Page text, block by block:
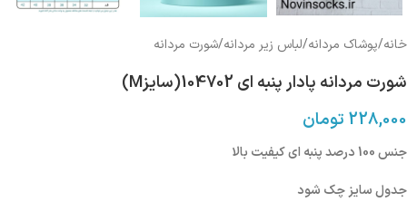
خانه/پوشاک مردانه/لباس زیر مردانه/شورت مردانه
شورت مردانه پادار پنبه ای 104702(سایزM)
228,000 تومان
جنس 100 درصد پنبه ای کیفیت بالا
جدول سایز چک شود